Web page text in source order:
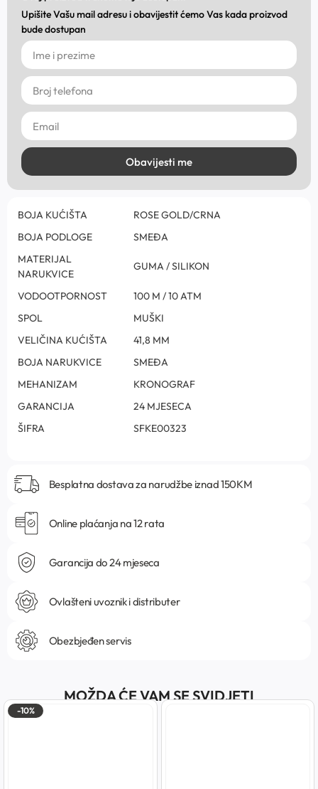
Upišite Vašu mail adresu i obavijestit ćemo Vas kada proizvod
bude dostupan
Obavijesti me
BOJA KUĆIŠTA
ROSE GOLD/CRNA
BOJA PODLOGE
SMEĐA
MATERIJAL
NARUKVICE
GUMA / SILIKON
VODOOTPORNOST
100 M / 10 ATM
SPOL
MUŠKI
VELIČINA KUĆIŠTA
41,8 MM
BOJA NARUKVICE
SMEĐA
MEHANIZAM
KRONOGRAF
GARANCIJA
24 MJESECA
ŠIFRA
SFKE00323
Besplatna dostava za narudžbe iznad 150KM
Online plaćanja na 12 rata
Garancija do 24 mjeseca
Ovlašteni uvoznik i distributer
Obezbjeđen servis
MOŽDA ĆE VAM SE SVIDJETI
-10%